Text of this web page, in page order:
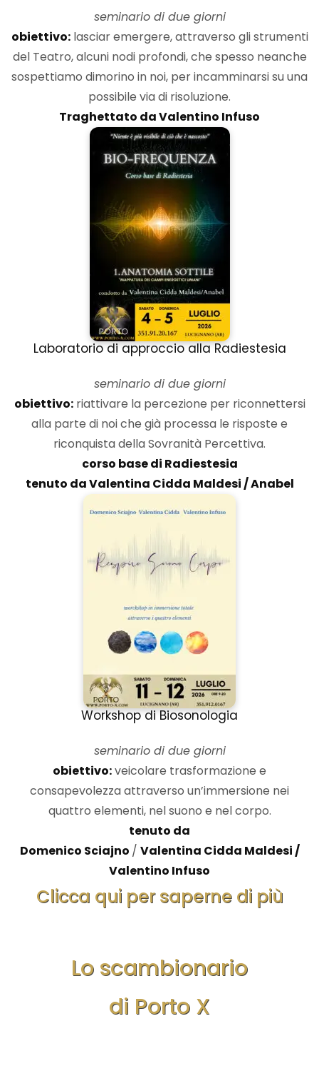
seminario di due giorni
obiettivo:lasciar emergere, attraverso gli strumenti
del Teatro, alcuni nodi profondi, che spesso neanche
sospettiamo dimorino in noi, per incamminarsi su una
possibile via di risoluzione.
Traghettato da Valentino Infuso
Laboratorio di approccio alla Radiestesia
seminario di due giorni
obiettivo:riattivare la percezione per riconnettersi
alla parte di noi che già processa le risposte e
riconquista della Sovranità Percettiva.
corso base di Radiestesia
tenuto da Valentina Cidda Maldesi / Anabel
Workshop di Biosonologia
seminario di due giorni
obiettivo:veicolare trasformazione e
consapevolezza attraverso un’immersione nei
quattro elementi, nel suono e nel corpo.
tenuto da
Domenico Sciajno / Valentina Cidda Maldesi /
Valentino Infuso
Clicca qui per saperne di più
Lo scambionario
di Porto X